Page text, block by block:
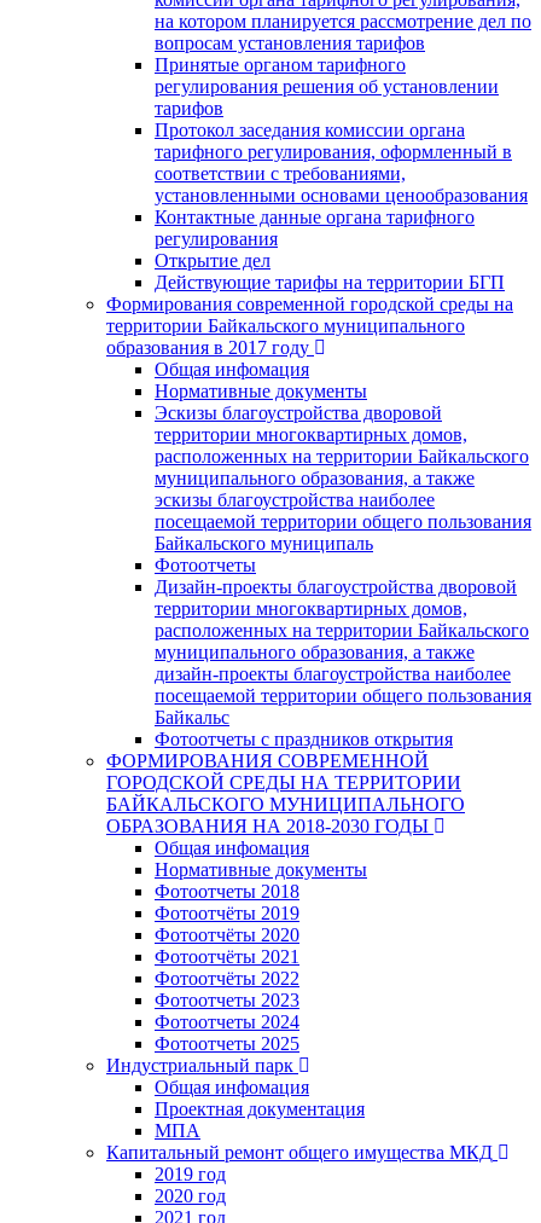
на котором планируется рассмотрение дел по
вопросам установления тарифов
Принятые органом тарифного
регулирования решения об установлении
тарифов
Протокол заседания комиссии органа
тарифного регулирования, оформленный в
соответствии с требованиями,
установленными основами ценообразования
Контактные данные органа тарифного
регулирования
Открытие дел
Действующие тарифы на территории БГП
Формирования современной городской среды на
территории Байкальского муниципального
образования в 2017 году
Общая инфомация
Нормативные документы
Эскизы благоустройства дворовой
территории многоквартирных домов,
расположенных на территории Байкальского
муниципального образования, а также
эскизы благоустройства наиболее
посещаемой территории общего пользования
Байкальского муниципаль
Фотоотчеты
Дизайн-проекты благоустройства дворовой
территории многоквартирных домов,
расположенных на территории Байкальского
муниципального образования, а также
дизайн-проекты благоустройства наиболее
посещаемой территории общего пользования
Байкальс
Фотоотчеты с праздников открытия
ФОРМИРОВАНИЯ СОВРЕМЕННОЙ
ГОРОДСКОЙ СРЕДЫ НА ТЕРРИТОРИИ
БАЙКАЛЬСКОГО МУНИЦИПАЛЬНОГО
ОБРАЗОВАНИЯ НА 2018-2030 ГОДЫ
Общая инфомация
Нормативные документы
Фотоотчеты 2018
Фотоотчёты 2019
Фотоотчёты 2020
Фотоотчёты 2021
Фотоотчёты 2022
Фотоотчеты 2023
Фотоотчеты 2024
Фотоотчеты 2025
Индустриальный парк
Общая инфомация
Проектная документация
МПА
Капитальный ремонт общего имущества МКД
2019 год
2020 год
2021 год